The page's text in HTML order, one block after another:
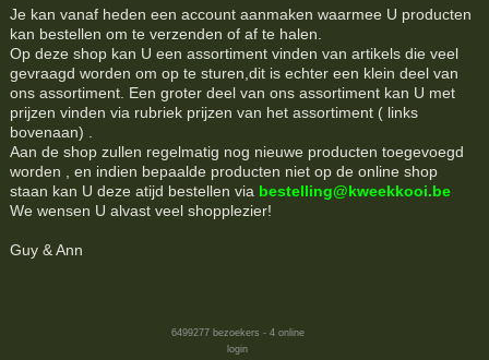
Je kan vanaf heden een account aanmaken waarmee U producten
kan bestellen om te verzenden of af te halen.
Op deze shop kan U een assortiment vinden van artikels die veel
gevraagd worden om op te sturen,dit is echter een klein deel van
ons assortiment. Een groter deel van ons assortiment kan U met
prijzen vinden via rubriek prijzen van het assortiment ( links
bovenaan) .
Aan de shop zullen regelmatig nog nieuwe producten toegevoegd
worden , en indien bepaalde producten niet op de online shop
staan kan U deze atijd bestellen via bestelling@kweekkooi.be
We wensen U alvast veel shopplezier!
Guy & Ann
6499277bezoekers - 4 online
login